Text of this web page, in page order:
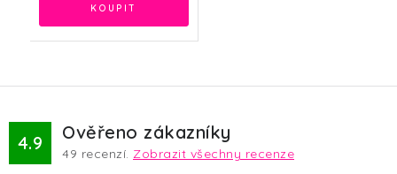
4.9 Ověřeno zákazníky
49 recenzí. Zobrazit všechny recenze